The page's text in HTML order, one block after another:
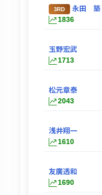
3RD
永田 築
1836
玉野宏武
1713
松元章泰
2043
浅井翔一
1610
友廣透和
1690